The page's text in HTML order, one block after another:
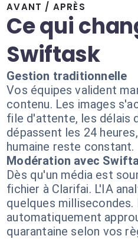
AVANT / APRÈS
Ce qui
Swiftask
Gestion traditionnelle
Vos équipes valident
contenu. Les images
file d'attente, les délais
dépassent les 24
humaine reste constant.
Modération avec
Dès qu'un média est
fichier à Clarifai. L'IA
quelques millisecondes.
automatiquement
quarantaine selon vos